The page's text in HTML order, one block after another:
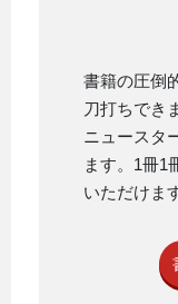
書籍の圧倒
刀打ちでき
ニュースタ
ます。1冊1
いただけま